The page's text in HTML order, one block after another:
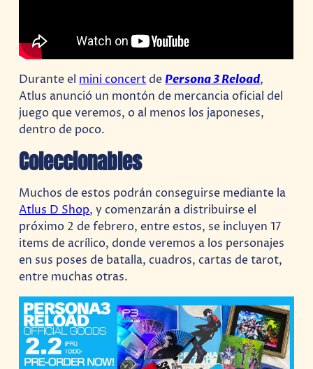
Durante el mini concertde Persona 3 Reload,
Atlus anunció un montón de mercancia oficial del
juego que veremos, o al menos los japoneses,
dentro de poco.
Coleccionables
Muchos de estos podrán conseguirse mediante la
Atlus D Shop, y comenzarán a distribuirse el
próximo 2 de febrero, entre estos, se incluyen 17
items de acrílico, donde veremos a los personajes
en sus poses de batalla, cuadros, cartas de tarot,
entre muchas otras.